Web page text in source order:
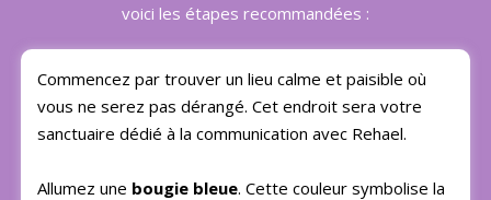
voici les étapes recommandées :
Commencez par trouver un lieu calme et paisible où
vous ne serez pas dérangé. Cet endroit sera votre
sanctuaire dédié à la communication avec Rehael.
Allumez une bougie bleue. Cette couleur symbolise la